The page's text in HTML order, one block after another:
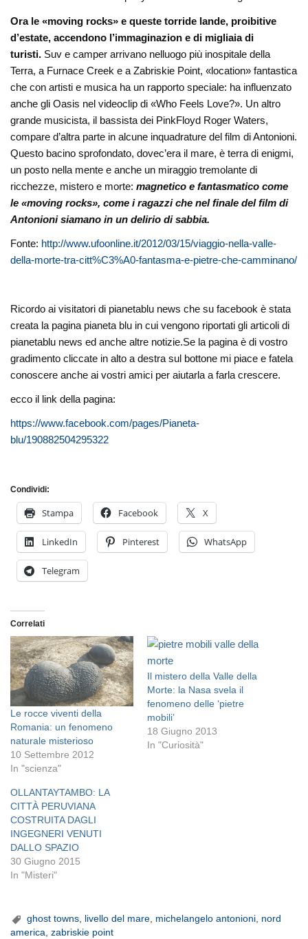
Ora le «moving rocks» e queste torride lande, proibitive
d’estate, accendono l’immaginazion e di migliaia di
turisti. Suv e camper arrivano nelluogo più inospitale della
Terra, a Furnace Creek e a Zabriskie Point, «location» fantastica
che con artisti e musica ha un rapporto speciale: ha influenzato
anche gli Oasis nel videoclip di «Who Feels Love?». Un altro
grande musicista, il bassista dei PinkFloyd Roger Waters,
compare d’altra parte in alcune inquadrature del film di Antonioni.
Questo bacino sprofondato, dovec’era il mare, è terra di enigmi,
un posto nella mente e anche un miraggio tremolante di
ricchezze, mistero e morte:magnetico e fantasmatico come
le «moving rocks», come i ragazzi che nel finale del film di
Antonioni siamano in un delirio di sabbia.
Fonte: http://www.ufoonline.it/2012/03/15/viaggio-nella-valle-
della-morte-tra-citt%C3%A0-fantasma-e-pietre-che-camminano/
Ricordo ai visitatori di pianetablu news che su facebook è stata
creata la pagina pianeta blu in cui vengono riportati gli articoli di
pianetablu news ed anche altre notizie.Se la pagina è di vostro
gradimento cliccate in alto a destra sul bottone mi piace e fatela
conoscere anche ai vostri amici per aiutarla a farla crescere.
ecco il link della pagina:
https://www.facebook.com/pages/Pianeta-
blu/190882504295322
Condividi:
Stampa Facebook X
LinkedIn Pinterest WhatsApp
Telegram
Correlati
Le rocce viventi della
Romania: un fenomeno
naturale misterioso
10 Settembre 2012
In "scienza"
Il mistero della Valle della
Morte: la Nasa svela il
fenomeno delle ‘pietre
mobili’
18 Giugno 2013
In "Curiosità"
OLLANTAYTAMBO: LA
CITTÀ PERUVIANA
COSTRUITA DAGLI
INGEGNERI VENUTI
DALLO SPAZIO
30 Giugno 2015
In "Misteri"
ghost towns, livello del mare, michelangelo antonioni, nord
america,zabriskie point